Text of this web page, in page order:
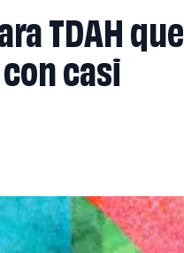
TDAH que
casi